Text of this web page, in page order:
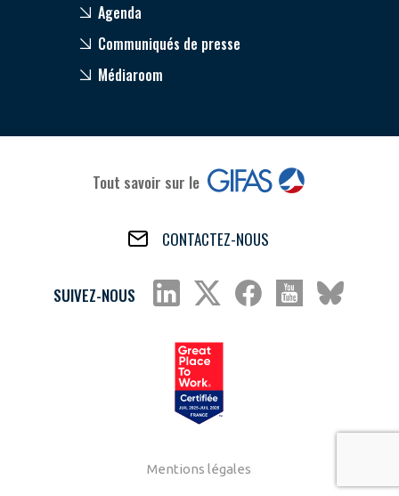
Agenda
Communiqués de presse
Médiaroom
Tout savoir sur le
CONTACTEZ-NOUS
SUIVEZ-NOUS
Mentions légales